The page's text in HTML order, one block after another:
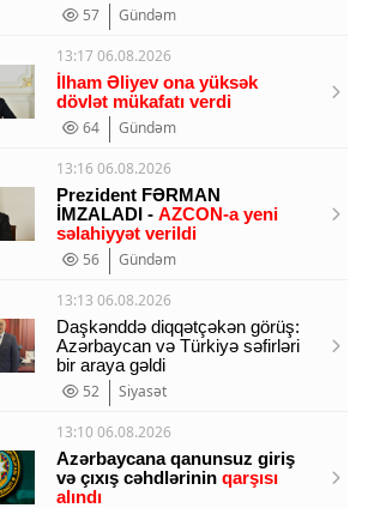
57
Gündəm
13:17 06.08.2026
İlham Əliyev ona yüksək
dövlət mükafatı verdi
64
Gündəm
13:16 06.08.2026
Prezident FƏRMAN
İMZALADI - AZCON-a yeni
səlahiyyət verildi
56
Gündəm
13:13 06.08.2026
Daşkənddə diqqətçəkən görüş:
Azərbaycan və Türkiyə səfirləri
bir araya gəldi
52
Siyasət
13:10 06.08.2026
Azərbaycana qanunsuz giriş
və çıxış cəhdlərinin qarşısı
alındı